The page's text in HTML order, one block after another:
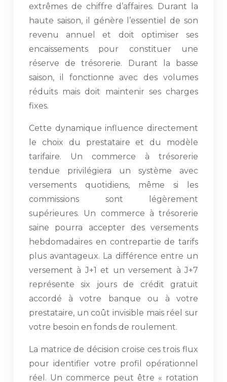
extrêmes de chiffre d’affaires. Durant la
haute saison, il génère l’essentiel de son
revenu annuel et doit optimiser ses
encaissements pour constituer une
réserve de trésorerie. Durant la basse
saison, il fonctionne avec des volumes
réduits mais doit maintenir ses charges
fixes.
Cette dynamique influence directement
le choix du prestataire et du modèle
tarifaire. Un commerce à trésorerie
tendue privilégiera un système avec
versements quotidiens, même si les
commissions sont légèrement
supérieures. Un commerce à trésorerie
saine pourra accepter des versements
hebdomadaires en contrepartie de tarifs
plus avantageux. La différence entre un
versement à J+1 et un versement à J+7
représente six jours de crédit gratuit
accordé à votre banque ou à votre
prestataire, un coût invisible mais réel sur
votre besoin en fonds de roulement.
La matrice de décision croise ces trois flux
pour identifier votre profil opérationnel
réel. Un commerce peut être « rotation